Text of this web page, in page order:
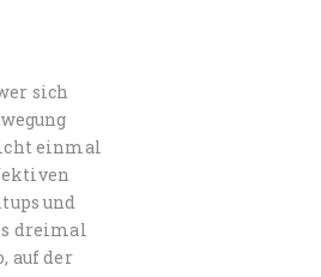
sich
einmal
und
dreimal
auf der